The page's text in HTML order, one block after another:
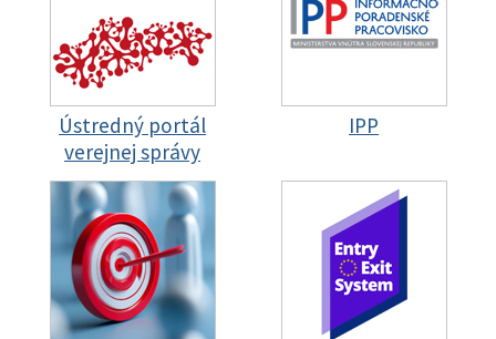
Ústredný portál
verejnej správy
IPP